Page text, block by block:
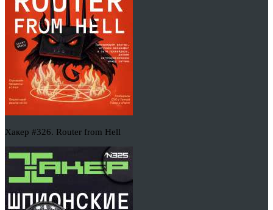
Хакер #326. Router from Hell